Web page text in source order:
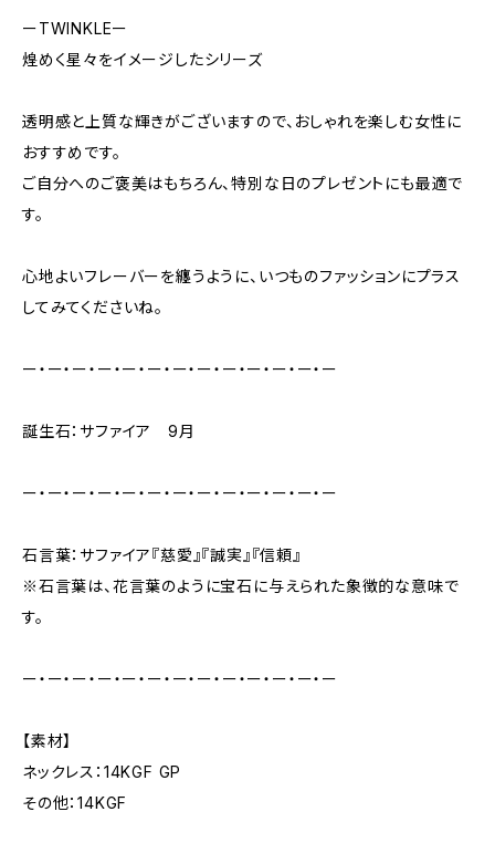
ーTWINKLEー
煌めく星々をイメージしたシリーズ
透明感と上質な輝きがございますので、おしゃれを楽しむ女性に
おすすめです。
ご自分へのご褒美はもちろん、特別な日のプレゼントにも最適で
す。
心地よいフレーバーを纏うように、いつものファッションにプラス
してみてくださいね。
ー・ー・ー・ー・ー・ー・ー・ー・ー・ー・ー・ー・ー
誕生石：サファイア 9月
ー・ー・ー・ー・ー・ー・ー・ー・ー・ー・ー・ー・ー
石言葉：サファイア『慈愛』『誠実』『信頼』
※石言葉は、花言葉のように宝石に与えられた象徴的な意味で
す。
ー・ー・ー・ー・ー・ー・ー・ー・ー・ー・ー・ー・ー
【素材】
ネックレス：14KGF GP
その他：14KGF